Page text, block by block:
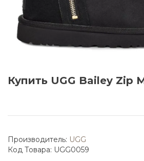
Купить UGG Bailey Zip
Производитель: UGG
Код Товара: UGG0059